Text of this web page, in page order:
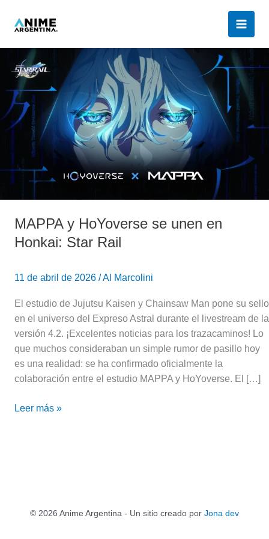
MAPPA y HoYoverse se unen en
Honkai: Star Rail
11 de abril de 2026 /Al Marcolini
El estudio de Jujutsu Kaisen y Chainsaw Man pone su sello
en el universo del Expreso Astral durante el livestream de la
versión 4.2. ¡Excelentes noticias para los trazacaminos! Lo
que muchos consideraban un simple rumor de pasillo hoy
es una realidad: se ha confirmado oficialmente la
colaboración entre el estudio MAPPA y HoYoverse. El […]
MAPPA
y
HoYoverse
se
unen
en
Honkai:
Rail
Leer más »
© 2026 Anime Argentina - Un sitio creado por Jona dev